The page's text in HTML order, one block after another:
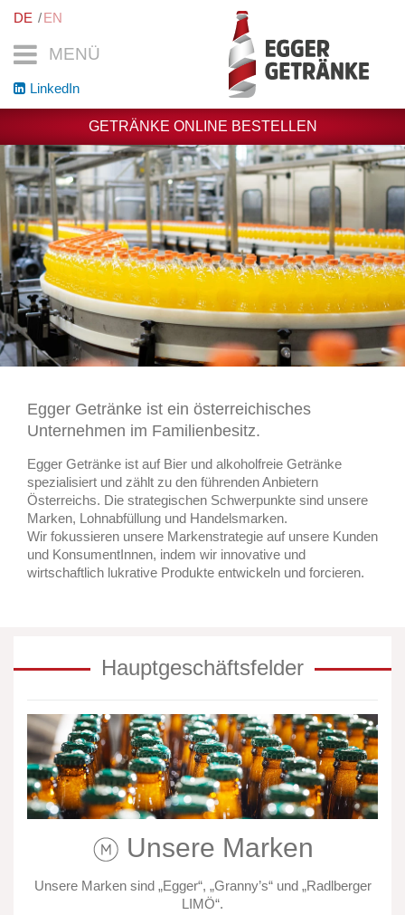
MENÜ
DE EN
LinkedIn
GETRÄNKE ONLINE BESTELLEN
Egger Getränke ist ein österreichisches
Unternehmen im Familienbesitz.
Egger Getränke ist auf Bier und alkoholfreie Getränke
spezialisiert und zählt zu den führenden Anbietern
Österreichs. Die strategischen Schwerpunkte sind unsere
Marken, Lohnabfüllung und Handelsmarken.
Wir fokussieren unsere Markenstrategie auf unsere Kunden
und KonsumentInnen, indem wir innovative und
wirtschaftlich lukrative Produkte entwickeln und forcieren.
Hauptgeschäftsfelder
Unsere Marken
Unsere Marken sind „Egger“, „Granny’s“ und „Radlberger
LIMÖ“.